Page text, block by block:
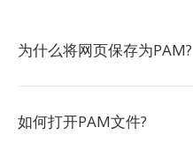
为什么将网页保存为PAM?
如何打开PAM文件?